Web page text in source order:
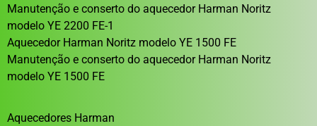
Manutenção e conserto do aquecedor Harman Noritz
modelo YE 2200 FE-1
Aquecedor Harman Noritz modelo YE 1500 FE
Manutenção e conserto do aquecedor Harman Noritz
modelo YE 1500 FE
Aquecedores Harman